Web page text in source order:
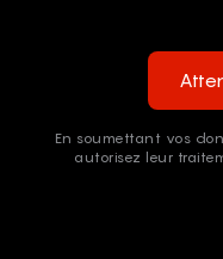
En soumettant vos
autorisez leur